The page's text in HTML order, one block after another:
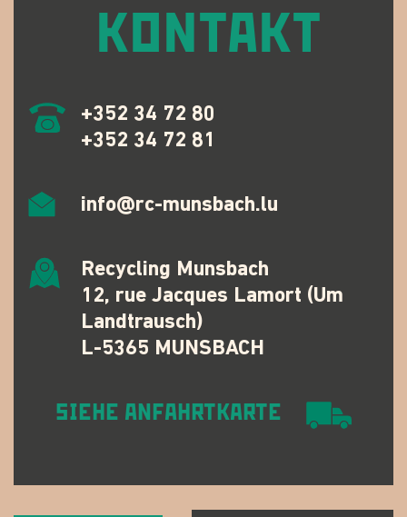
KONTAKT
+352 34 72 80
+352 34 72 81
info@rc-munsbach.lu
Recycling Munsbach
12, rue Jacques Lamort (Um
Landtrausch)
L-5365 MUNSBACH
SIEHE ANFAHRTKARTE